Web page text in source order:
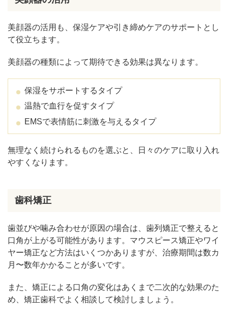
美顔器の活用も、保湿ケアや引き締めケアのサポートとし
て役立ちます。
美顔器の種類によって期待できる効果は異なります。
保湿をサポートするタイプ
温熱で血行を促すタイプ
EMSで表情筋に刺激を与えるタイプ
無理なく続けられるものを選ぶと、日々のケアに取り入れ
やすくなります。
歯科矯正
歯並びや噛み合わせが原因の場合は、歯列矯正で整えると
口角が上がる可能性があります。マウスピース矯正やワイ
ヤー矯正など方法はいくつかありますが、治療期間は数カ
月〜数年かかることが多いです。
また、矯正による口角の変化はあくまで二次的な効果のた
め、矯正歯科でよく相談して検討しましょう。